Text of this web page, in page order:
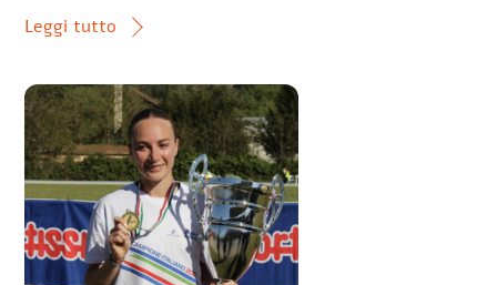
Leggi tutto